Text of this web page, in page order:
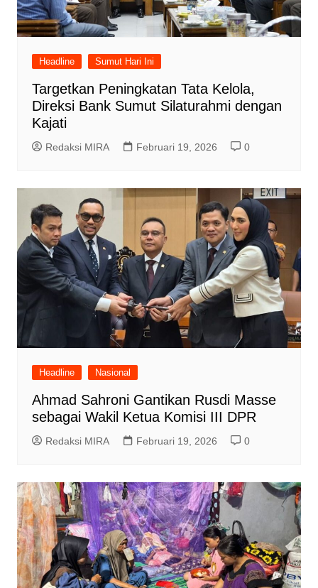
Headline Sumut Hari Ini
Targetkan Peningkatan Tata Kelola,
Direksi Bank Sumut Silaturahmi dengan
Kajati
Redaksi MIRA Februari 19, 2026 0
Headline Nasional
Ahmad Sahroni Gantikan Rusdi Masse
sebagai Wakil Ketua Komisi III DPR
Redaksi MIRA Februari 19, 2026 0